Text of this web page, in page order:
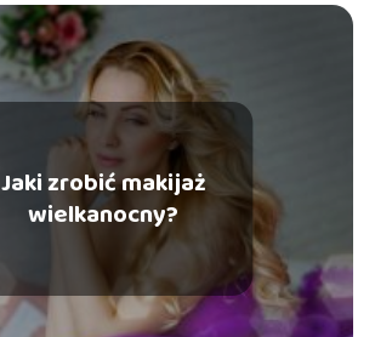
Jaki zrobić makijaż
wielkanocny?